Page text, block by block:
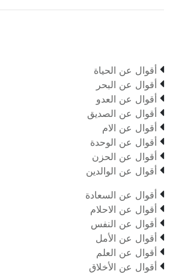
 أقوال عن الحياة
 أقوال عن البحر
 أقوال عن العدو
 أقوال عن الصديق
 أقوال عن الام
 أقوال عن الوحدة
 أقوال عن الحزن
 أقوال عن الوالدين
 أقوال عن السعادة
 أقوال عن الاحلام
 أقوال عن النفس
 أقوال عن الأمل
 أقوال عن العلم
 أقوال عن الأخلاق